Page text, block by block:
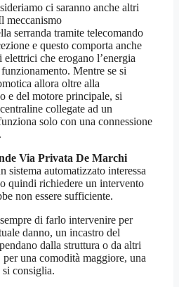
ci saranno anche altri
meccanismo
serranda tramite telecomando
e questo comporta anche
che erogano l’energia
Mentre se si
allora oltre alla
e del motore principale, si
collegate ad un
solo con una connessione
Via Privata De Marchi
sistema automatizzato interessa
quindi richiedere un intervento
non essere sufficiente.
di farlo intervenire per
danno, un incastro del
dalla struttura o da altri
una comodità maggiore, una
si consiglia.